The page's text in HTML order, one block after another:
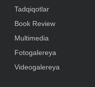
Tadqiqotlar
Book Review
Multimedia
Fotogalereya
Videogalereya